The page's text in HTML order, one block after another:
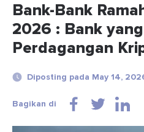
Bank-Bank
2026 : Bank
Perdagangan
Diposting pada May 14,
Bagikan di